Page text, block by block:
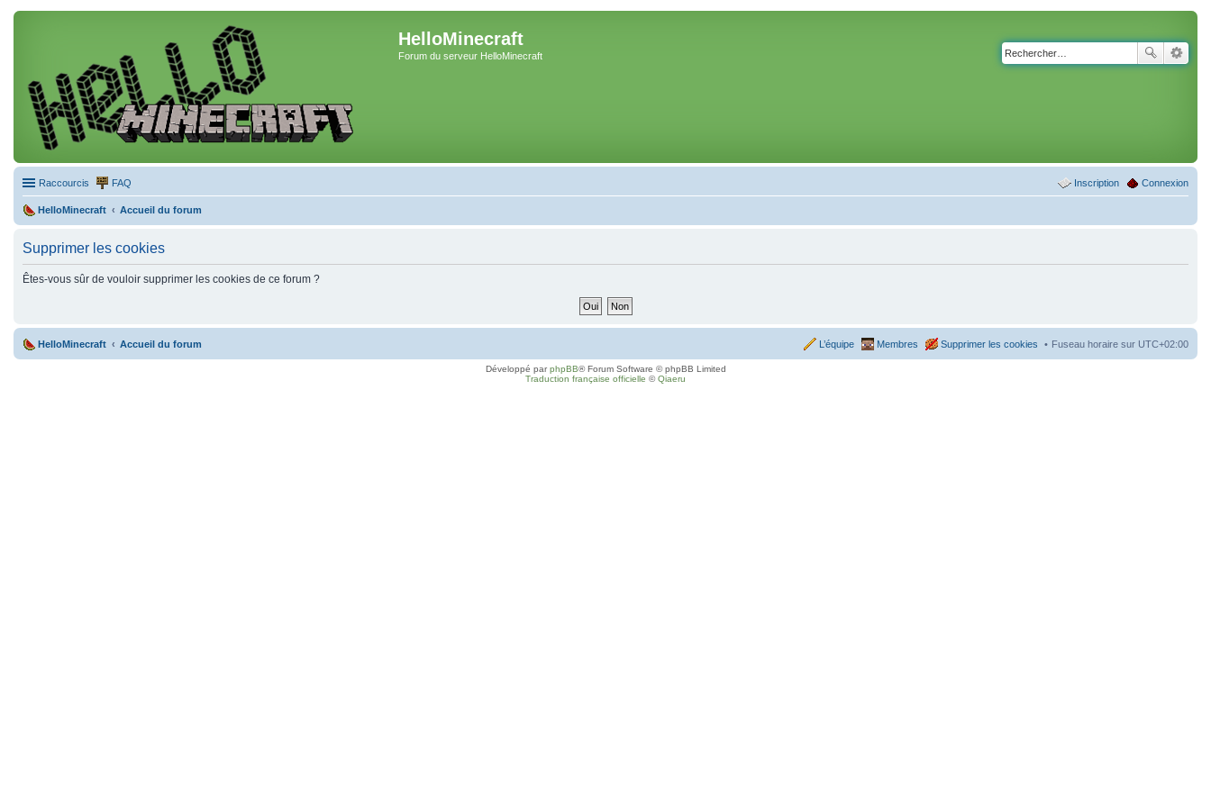
HelloMinecraft
Forum du serveur HelloMinecraft
Raccourcis FAQ Connexion
Inscription
HelloMinecraft Accueil du forum
Supprimer les cookies
Êtes-vous sûr de vouloir supprimer les cookies de ce forum ?
HelloMinecraft Accueil du forum Fuseau horaire sur UTC+02:00
Supprimer les cookies
Membres
L’équipe
Développé parphpBB® Forum Software © phpBB Limited
Traduction française officielle ©Qiaeru